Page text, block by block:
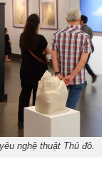
nghệ thuật Thủ đô.